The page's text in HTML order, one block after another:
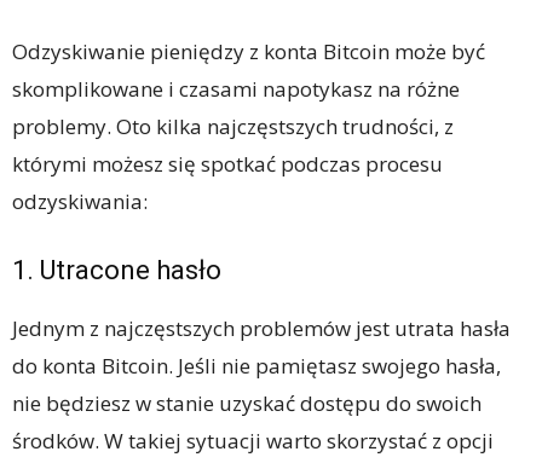
Odzyskiwanie pieniędzy z konta Bitcoin może być
skomplikowane i czasami napotykasz na różne
problemy. Oto kilka najczęstszych trudności, z
którymi możesz się spotkać podczas procesu
odzyskiwania:
1. Utracone hasło
Jednym z najczęstszych problemów jest utrata hasła
do konta Bitcoin. Jeśli nie pamiętasz swojego hasła,
nie będziesz w stanie uzyskać dostępu do swoich
środków. W takiej sytuacji warto skorzystać z opcji